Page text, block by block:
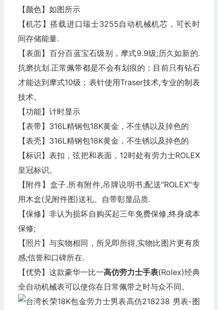
【颜色】如图所示
【机芯】搭载进口瑞士3255自动机械机芯，可长时
间存储能量.
【表面】百分百蓝宝石级别，摩式9.9级;历久如新的.
抗磨抗划.正常佩带都是不会有划痕的；目前只有钻石
才能达到摩式10级；表针使用Traser技术,专业的制表
技术。
【功能】计时显示
【表带】316L精钢包18K黄金，不生锈以及掉色的
【表壳】316L精钢包18K黄金，不生锈以及掉色的
【标识】表扣，弦把和表面，12时处有劳力士ROLEX
皇冠标识。
【附件】盒子.所有附件,吊牌说明书;配送"ROLEX"专
用木盒(见附件图)送礼、自带彰显品质.
【保修】非认为损坏自购买起三年免费保修,终身成本
保修;
【照片】与实物相同，所见即所得,实物比图片更有质
感;信誉和口碑所在.
【优势】这款豪华一比一高仿劳力士手表(Rolex)经典
全自动机械表可以使你在日常佩带之时与众不同。